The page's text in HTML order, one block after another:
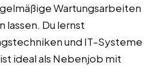
Wartungsarbeiten
lassen. Du lernst
und IT-Systeme
ideal als Nebenjob mit